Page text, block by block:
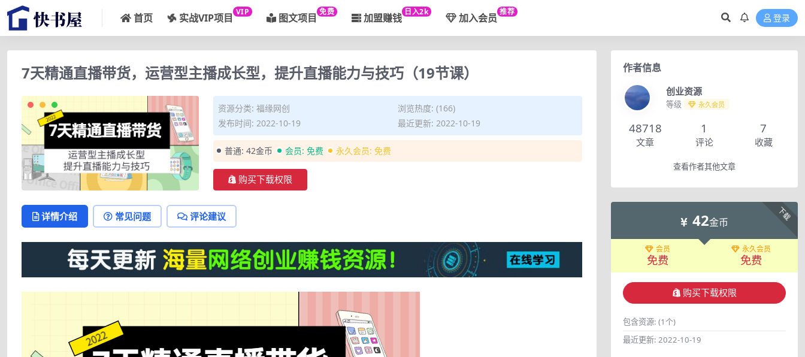
首页 实战VIP项目 VIP 图文项目 免费 加盟赚钱 日入2k 加入会员 推荐
登录
7天精通直播带货，运营型主播成长型，提升直播能力与技巧（19节课）
资源分类: 福缘网创
浏览热度: (166)
发布时间: 2022-10-19
最近更新: 2022-10-19
普通: 42金币 会员: 免费 永久会员: 免费
购买下载权限
详情介绍 常见问题 评论建议
作者信息
创业资源
等级 永久会员
48718
文章
1
评论
7
收藏
查看作者其他文章
下载
42金币
会员
免费
永久会员
免费
购买下载权限
包含资源: (1个)
最近更新: 2022-10-19